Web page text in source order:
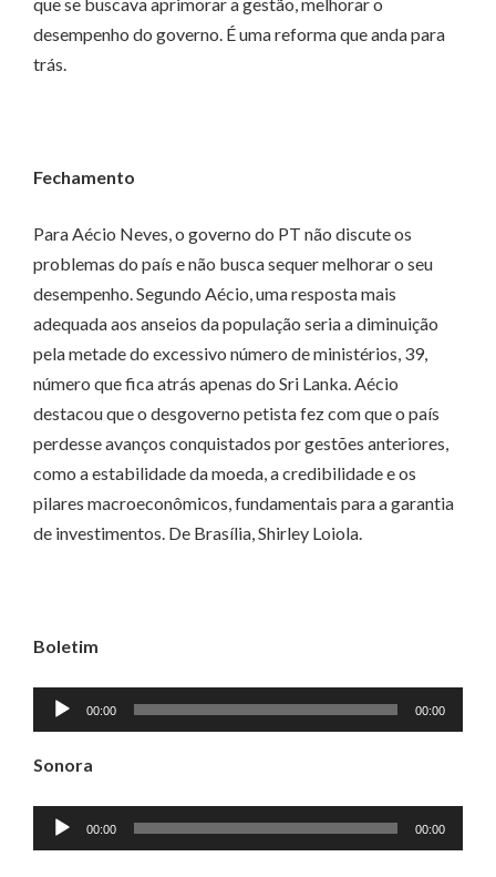
desempenho do governo. É uma reforma que anda para
trás.
Fechamento
Para Aécio Neves, o governo do PT não discute os
problemas do país e não busca sequer melhorar o seu
desempenho. Segundo Aécio, uma resposta mais
adequada aos anseios da população seria a diminuição
pela metade do excessivo número de ministérios, 39,
número que fica atrás apenas do Sri Lanka. Aécio
destacou que o desgoverno petista fez com que o país
perdesse avanços conquistados por gestões anteriores,
como a estabilidade da moeda, a credibilidade e os
pilares macroeconômicos, fundamentais para a garantia
de investimentos. De Brasília, Shirley Loiola.
Boletim
Tocador
de
áudio
00:00 00:00
Sonora
Tocador
de
00:00 00:00